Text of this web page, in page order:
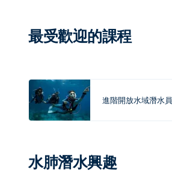
最受歡迎的課程
進階開放水域潛水員
水肺潛水興趣